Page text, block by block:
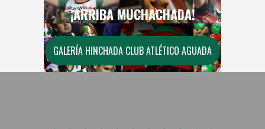
¡ARRIBA MUCHACHADA!
GALERÍA HINCHADA CLUB ATLÉTICO AGUADA